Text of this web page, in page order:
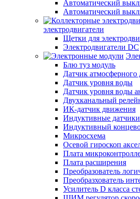
Автоматический
Автоматический
электродвигатели
Щетки для
Электродвигатели DC
Блю туз модуль
Датчик атмосферного
Датчик уровня воды
Датчик уровня воды
Двухканальный
ИК-датчик движения
Индуктивные датчики
Индуктивный
Микросхема
Осевой гироскоп
Плата
Плата расширения
Преобразователь
Преобразхователь
Усилитель D класса